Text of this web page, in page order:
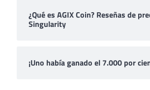
¿Qué es AGIX Coin? Reseñas de
Singularity
¡Uno había ganado el 7.000 por